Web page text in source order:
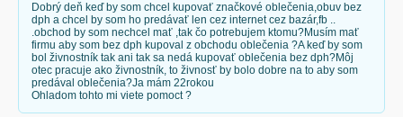
Dobrý deň keď by som chcel kupovať značkové oblečenia,obuv bez
dph a chcel by som ho predávať len cez internet cez bazár,fb ..
.obchod by som nechcel mať ,tak čo potrebujem ktomu?Musím mať
firmu aby som bez dph kupoval z obchodu oblečenia ?A keď by som
bol živnostník tak ani tak sa nedá kupovať oblečenia bez dph?Môj
otec pracuje ako živnostník, to živnosť by bolo dobre na to aby som
predával oblečenia?Ja mám 22rokou
Ohladom tohto mi viete pomoct ?